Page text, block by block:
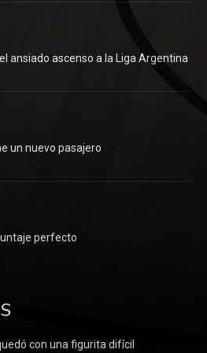
ansiado ascenso a la Liga Argentina
un nuevo pasajero
perfecto
con una figurita difícil